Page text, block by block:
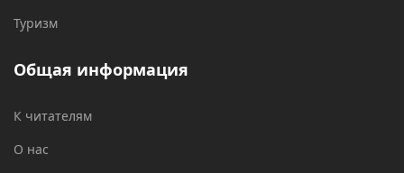
Туризм
Общая информация
К читателям
О нас